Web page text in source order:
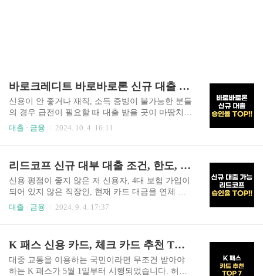
바로크레디트 바로바로론 신규 대출 가능한 대부업 대출 조건, 후기, 부결, 고객센터, 신청 방법
신용이 안 좋거나 재직, 소득 증빙이 불가능한 분들
의 경우 급전이 필요할 때 대출 받을 곳이 마땅치
않습니다. 그런 분들을 위해 준비했습니다. 자체 신
금리 상승으로 인해 자금 조달 금리와 연체율이 늘
어나면서 현재 대부 업체의 폐업율도 늘어나고 있
는데요. 그에 따라 대부업 대출이 필요한 고객들도
신규 대출을 찾지 못하는 어려움을 겪고 있습니
다. 바로크레디트대부의 바로바로론은 현재 신규
조회가 가능하니 아래 링크 참고하시기 바랍니
다. ✅한도 조회 바로 ..
대출 · 금융 2024. 10. 4. 16:11
리드코프 신규 대부 대출 조건, 한도, 추가 대출, 연체자, 부결, 고객 센터 총정리
신용 평점이 좋지 않은 저 신용자, 4대 보험 가입이
되어 있지 않은 직장인, 현재 카드 대금을 연체 중
인 분 등 금융권 대출이 불가한 경우 불법 대출로
신용자 분들은서민 금융 진흥원의 저금리 상품을
먼저 보신 후에리드코프 상품을 참고하시기 바랍
니다. 저 신용자 정부 지원 저금리 대출 TOP 9!!
대출 · 금융 2024. 9. 4. 17:37
K 패스 신용 카드, 체크 카드 추천 TOP 7
대중 교통을 이용하는 국민이라면 무조건 받아야
하는 K 패스가 5월 1일부터 시행되었습니다. 허나